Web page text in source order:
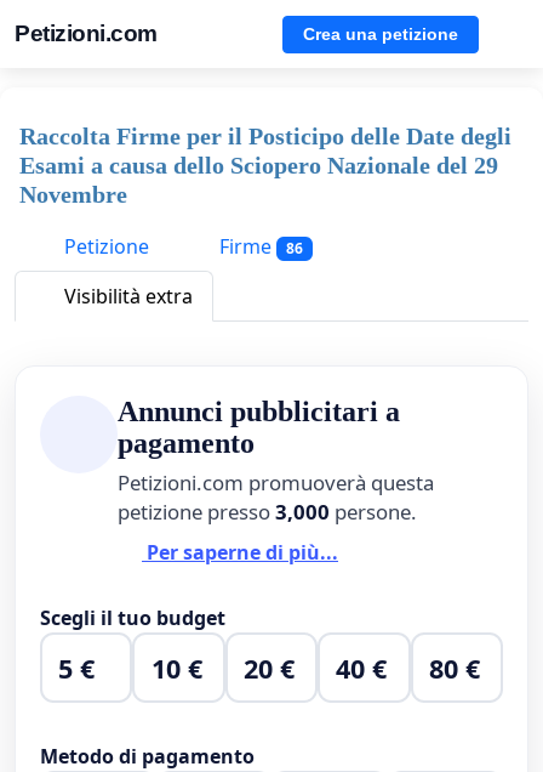
Petizioni.com Crea una petizione
Raccolta Firme per il Posticipo delle Date degli
Esami a causa dello Sciopero Nazionale del 29
Novembre
Petizione
Firme 86
Visibilità extra
Annunci pubblicitari a
pagamento
Petizioni.com promuoverà questa
petizione presso3,000 persone.
Per saperne di più...
Scegli il tuo budget
5 € 10 € 20 € 40 € 80 €
Metodo di pagamento